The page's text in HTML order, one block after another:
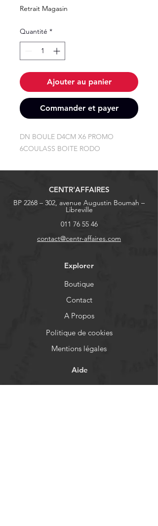
Retrait Magasin
Quantité *
Ajouter au panier
Commander et payer
DN BOULE D4CM X6 PROMO
6COULASS BOITE RODO
CENTR'AFFAIRES
BP 2268 – 302, avenue Augustin Boumah –
Libreville
011 76 55 46
contact@centr-affaires.com
Explorer
Boutique
Contact
A Propos
Politique de cookies
Mentions légales
Aide